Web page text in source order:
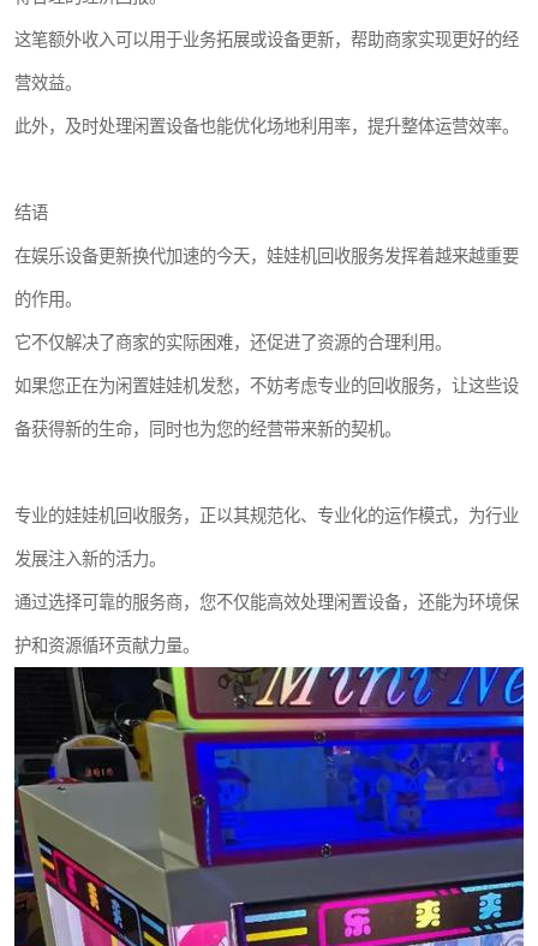
这笔额外收入可以用于业务拓展或设备更新，帮助商家实现更好的经
营效益。
此外，及时处理闲置设备也能优化场地利用率，提升整体运营效率。
结语
在娱乐设备更新换代加速的今天，娃娃机回收服务发挥着越来越重要
的作用。
它不仅解决了商家的实际困难，还促进了资源的合理利用。
如果您正在为闲置娃娃机发愁，不妨考虑专业的回收服务，让这些设
备获得新的生命，同时也为您的经营带来新的契机。
专业的娃娃机回收服务，正以其规范化、专业化的运作模式，为行业
发展注入新的活力。
通过选择可靠的服务商，您不仅能高效处理闲置设备，还能为环境保
护和资源循环贡献力量。